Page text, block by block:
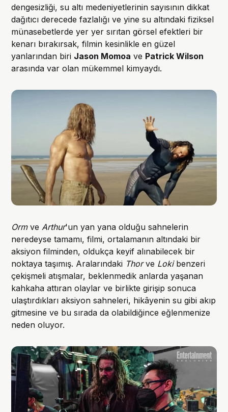
dengesizliği, su altı medeniyetlerinin sayısının dikkat
dağıtıcı derecede fazlalığı ve yine su altındaki fiziksel
münasebetlerde yer yer sırıtan görsel efektleri bir
kenarı bırakırsak, filmin kesinlikle en güzel
yanlarından biri Jason Momoa ve Patrick Wilson
arasında var olan mükemmel kimyaydı.
OrmveArthur'un yan yana olduğu sahnelerin
neredeyse tamamı, filmi, ortalamanın altındaki bir
aksiyon filminden, oldukça keyif alınabilecek bir
noktaya taşımış. Aralarındaki Thorve Lokibenzeri
çekişmeli atışmalar, beklenmedik anlarda yaşanan
kahkaha attıran olaylar ve birlikte girişip sonuca
ulaştırdıkları aksiyon sahneleri, hikâyenin su gibi akıp
gitmesine ve bu sırada da olabildiğince eğlenmenize
neden oluyor.